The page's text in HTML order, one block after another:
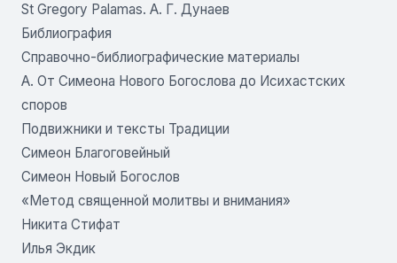
St Gregory Palamas. А. Г. Дунаев
Библиография
Справочно-библиографические материалы
A. От Симеона Нового Богослова до Исихастских
споров
Подвижники и тексты Традиции
Симеон Благоговейный
Симеон Новый Богослов
«Метод священной молитвы и внимания»
Никита Стифат
Илья Экдик